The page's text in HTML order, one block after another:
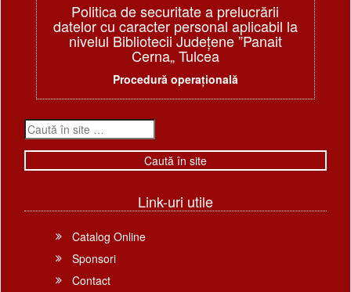
Politica de securitate a prelucrării
datelor cu caracter personal aplicabil la
nivelul Bibliotecii Judeţene ”Panait
Cerna„ Tulcea
Procedură operațională
Link-uri utile
Catalog Online
Sponsori
Contact